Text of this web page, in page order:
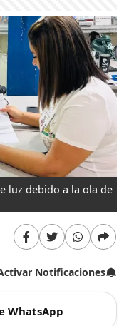
luz debido a la ola de
Notificaciones
WhatsApp